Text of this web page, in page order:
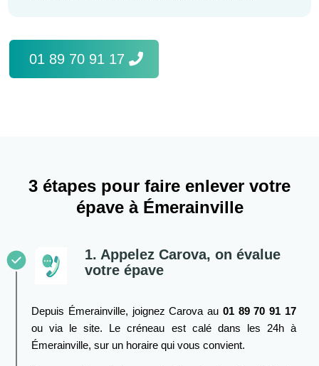
01 89 70 91 17
3 étapes pour faire enlever votre
épave à Émerainville
1. Appelez Carova, on évalue
votre épave
Depuis Émerainville, joignez Carova au 01 89 70 91 17
ou via le site. Le créneau est calé dans les 24h à
Émerainville, sur un horaire qui vous convient.